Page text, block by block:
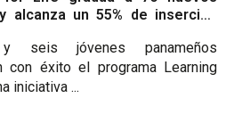
alcanza un 55% de inserción
seis jóvenes panameños
con éxito el programa Learning
iniciativa ...